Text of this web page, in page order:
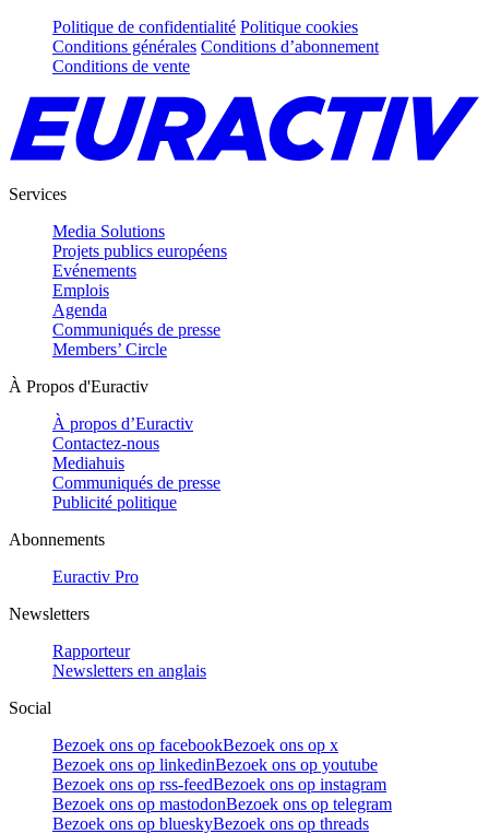
Politique de confidentialité Politique cookies
Conditions générales Conditions d’abonnement
Conditions de vente
Services
Media Solutions
Projets publics européens
Evénements
Emplois
Agenda
Communiqués de presse
Members’ Circle
À Propos d'Euractiv
À propos d’Euractiv
Contactez-nous
Mediahuis
Communiqués de presse
Publicité politique
Abonnements
Euractiv Pro
Newsletters
Rapporteur
Newsletters en anglais
Social
Bezoek ons op facebookBezoek ons op x
Bezoek ons op linkedinBezoek ons op youtube
Bezoek ons op rss-feedBezoek ons op instagram
Bezoek ons op mastodonBezoek ons op telegram
Bezoek ons op blueskyBezoek ons op threads